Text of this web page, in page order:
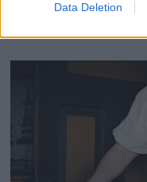
Data Deletion